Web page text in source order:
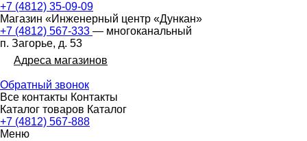
+7 (4812) 35-09-09
Магазин «Инженерный центр «Дункан»
+7 (4812) 567-333 — многоканальный
п. Загорье, д. 53
Адреса магазинов
Обратный звонок
Все контакты Контакты
Каталог товаров Каталог
+7 (4812) 567-888
Меню